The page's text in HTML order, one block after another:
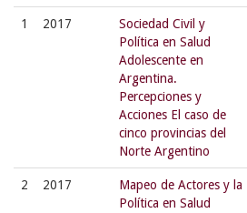
1 2017
Sociedad Civil y
Política en Salud
Adolescente en
Argentina.
Percepciones y
Acciones El caso de
cinco provincias del
Norte Argentino
2 2017
Mapeo de Actores y la
Política en Salud